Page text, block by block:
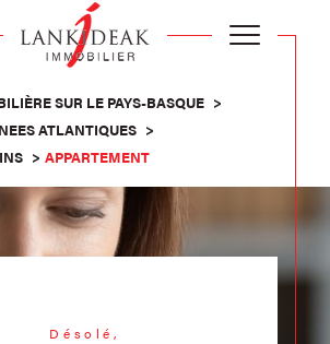
SUR LE PAYS-BASQUE
ATLANTIQUES
APPARTEMENT
Désolé,